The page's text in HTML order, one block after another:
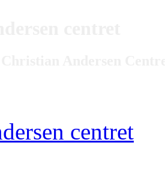
centret